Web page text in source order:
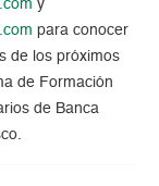
y
para conocer
de los próximos
de Formación
de Banca